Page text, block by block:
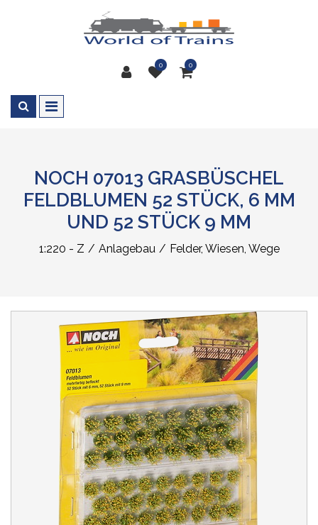
0 0
NOCH 07013 GRASBÜSCHEL
FELDBLUMEN 52 STÜCK, 6 MM
UND 52 STÜCK 9 MM
1:220 - Z Anlagebau Felder, Wiesen, Wege